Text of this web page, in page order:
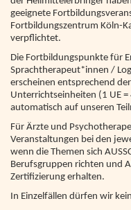
geeignete
Fortbildungszentrum Köln-
verpflichtet.
Die Fortbildungspunkte für
Sprachtherapeut*innen /
erscheinen entsprechend
Unterrichtseinheiten (1 UE
automatisch auf unseren
Für Ärzte und
Veranstaltungen bei den
wenn die Themen sich
Berufsgruppen richten und
Zertifizierung erhalten.
In Einzelfällen dürfen wir